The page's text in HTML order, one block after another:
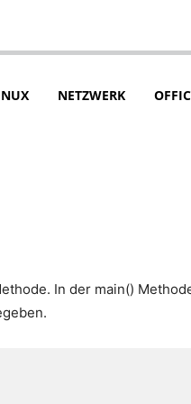
NETZWERK
In der main()